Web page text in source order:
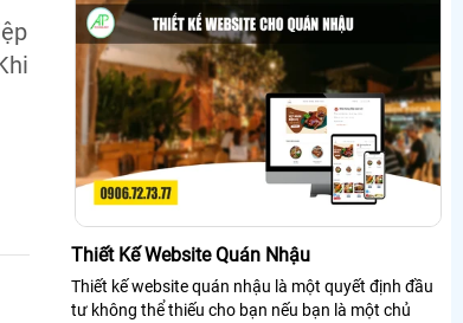
Thiết Kế Website Quán Nhậu
Thiết kế website quán nhậu là một quyết định đầu
tư không thể thiếu cho bạn nếu bạn là một chủ